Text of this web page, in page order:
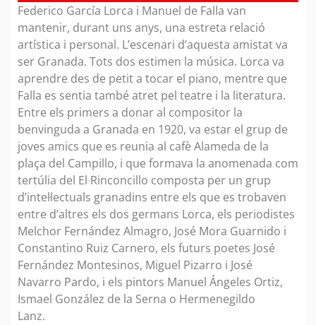
Federico García Lorca i Manuel de Falla van
mantenir, durant uns anys, una estreta relació
artística i personal. L’escenari d’aquesta amistat va
ser Granada. Tots dos estimen la música. Lorca va
aprendre des de petit a tocar el piano, mentre que
Falla es sentia també atret pel teatre i la literatura.
Entre els primers a donar al compositor la
benvinguda a Granada en 1920, va estar el grup de
joves amics que es reunia al cafè Alameda de la
plaça del Campillo, i que formava la anomenada com
tertúlia del El Rinconcillo composta per un grup
d’intel·lectuals granadins entre els que es trobaven
entre d’altres els dos germans Lorca, els periodistes
Melchor Fernández Almagro, José Mora Guarnido i
Constantino Ruiz Carnero, els futurs poetes José
Fernández Montesinos, Miguel Pizarro i José
Navarro Pardo, i els pintors Manuel Ángeles Ortiz,
Ismael González de la Serna o Hermenegildo